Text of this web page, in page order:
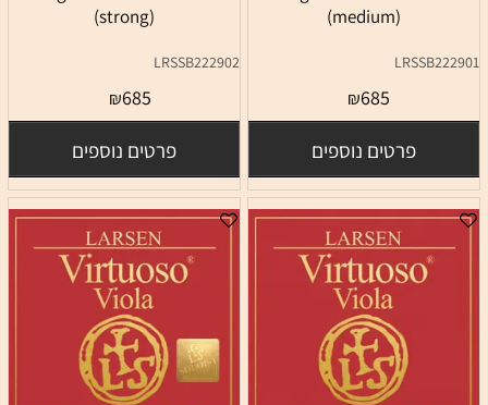
(medium)
₪
פרטים נוספים
(strong)
LRSSB222902
₪
פרטים נוספים